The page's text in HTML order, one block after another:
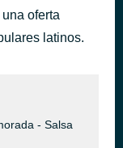
oferta
latinos.
- Salsa